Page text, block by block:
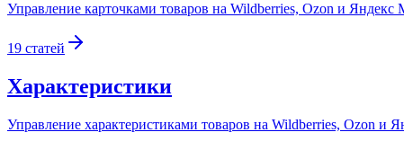
Управление карточками товаров на Wildberries, Ozon и
19 статей
Характеристики
Управление характеристиками товаров на Wildberries, Ozon и